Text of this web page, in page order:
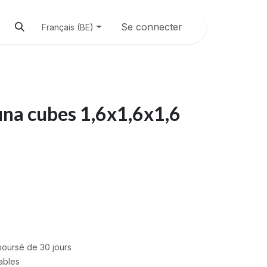
Français (BE) Se connecter
cubes 1,6x1,6x1,6
de 30 jours